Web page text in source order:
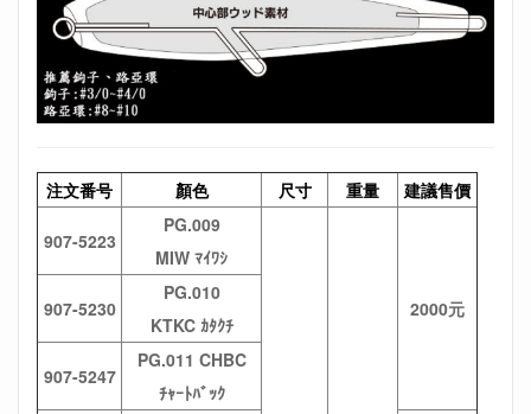
注文番号 顏色 尺寸 重量 建議售價
907-5223
PG.009
MIW ﾏｲﾜｼ
2000元
907-5230
PG.010
KTKC ｶﾀｸﾁ
907-5247
PG.011 CHBC
ﾁｬｰﾄﾊﾞｯｸ